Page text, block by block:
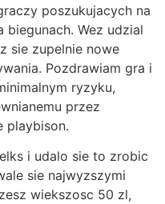
poszukujacych na
Wez udzial
sie zupelnie nowe
Pozdrawiam gra i
ryzyku,
przez
playbison.
i udalo sie to zrobic
sie najwyzszymi
wiekszosc 50 zl,